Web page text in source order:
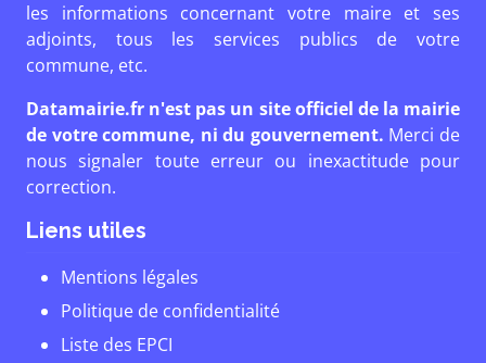
les informations concernant votre maire et ses
adjoints, tous les services publics de votre
commune, etc.
Datamairie.fr n'est pas un site officiel de la mairie
de votre commune, ni du gouvernement. Merci de
nous signaler toute erreur ou inexactitude pour
correction.
Liens utiles
Mentions légales
Politique de confidentialité
Liste des EPCI